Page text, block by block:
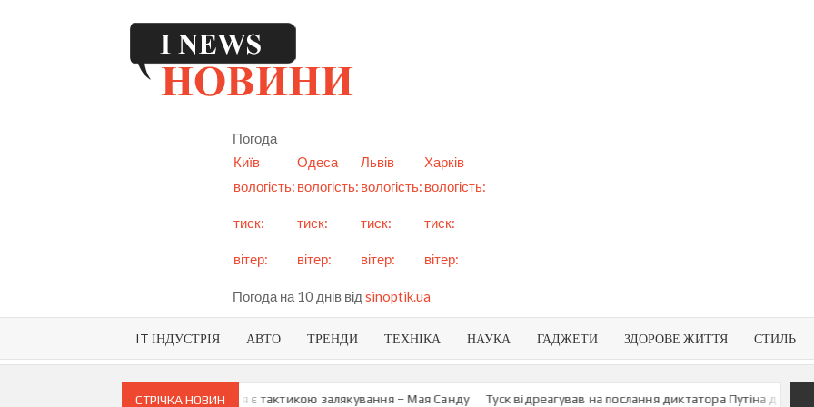
Погода
Київ
Одеса Львів
Харків
вологість:
тиск:
вітер:
вологість:
тиск:
вітер:
вологість:
тиск:
вітер:
вологість:
тиск:
вітер:
Погода на 10 днів від sinoptik.ua
IT ІНДУСТРІЯ АВТО ТРЕНДИ ТЕХНІКА НАУКА ГАДЖЕТИ ЗДОРОВЕ ЖИТТЯ СТИЛЬ
СТРІЧКА НОВИН
про можливу анексію Придністров’я є тактикою залякування – Мая Санду Туск відреагував на послання диктатора Путіна до росіян